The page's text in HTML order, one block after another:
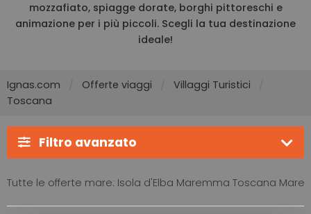
mozzafiato, spiagge dorate, borghi pittoreschi e
animazione per i più piccoli. Scegli la tua destinazione
ideale!
Ignas.com Offerte viaggi
Villaggi Turistici
Toscana
Filtro avanzato
Tutte le offerte mare: Isola d'Elba Maremma Toscana Mare